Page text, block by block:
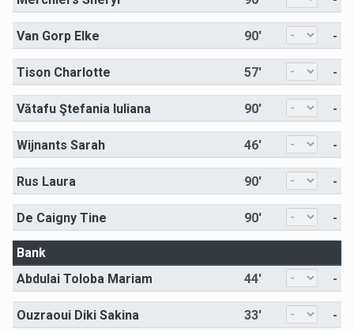
Van Gorp Elke 90' -
Tison Charlotte 57' -
Vătafu Ştefania Iuliana 90' -
Wijnants Sarah 46' -
Rus Laura 90' -
De Caigny Tine 90' -
Bank
Abdulai Toloba Mariam
44' -
Ouzraoui Diki Sakina 33' -